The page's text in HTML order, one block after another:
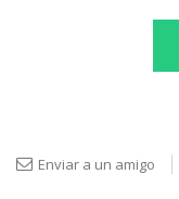
Enviar a un amigo